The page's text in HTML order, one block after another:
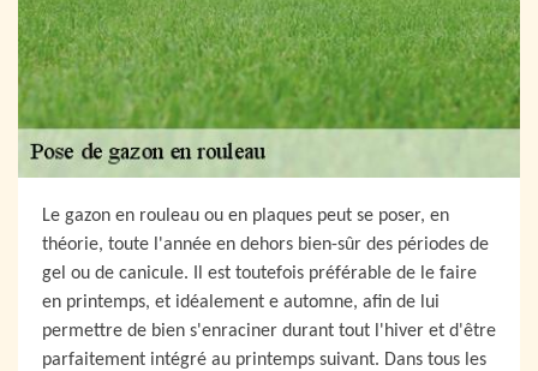
Le gazon en rouleau ou en plaques peut se poser, en
théorie, toute l'année en dehors bien-sûr des périodes de
gel ou de canicule. Il est toutefois préférable de le faire
en printemps, et idéalement e automne, afin de lui
permettre de bien s'enraciner durant tout l'hiver et d'être
parfaitement intégré au printemps suivant. Dans tous les